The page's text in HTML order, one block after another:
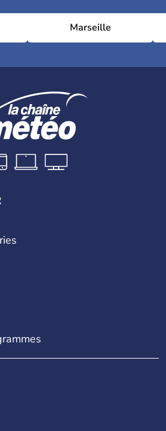
Marseille